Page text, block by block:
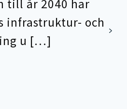
till år 2040 har
infrastruktur- och
u […]